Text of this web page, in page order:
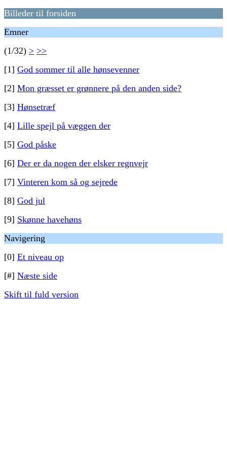
Billeder til forsiden
Emner
(1/32) > >>
[1] God sommer til alle hønsevenner
[2] Mon græsset er grønnere på den anden side?
[3] Hønsetræf
[4] Lille spejl på væggen der
[5] God påske
[6] Der er da nogen der elsker regnvejr
[7] Vinteren kom så og sejrede
[8] God jul
[9] Skønne havehøns
Navigering
[0] Et niveau op
[#] Næste side
Skift til fuld version